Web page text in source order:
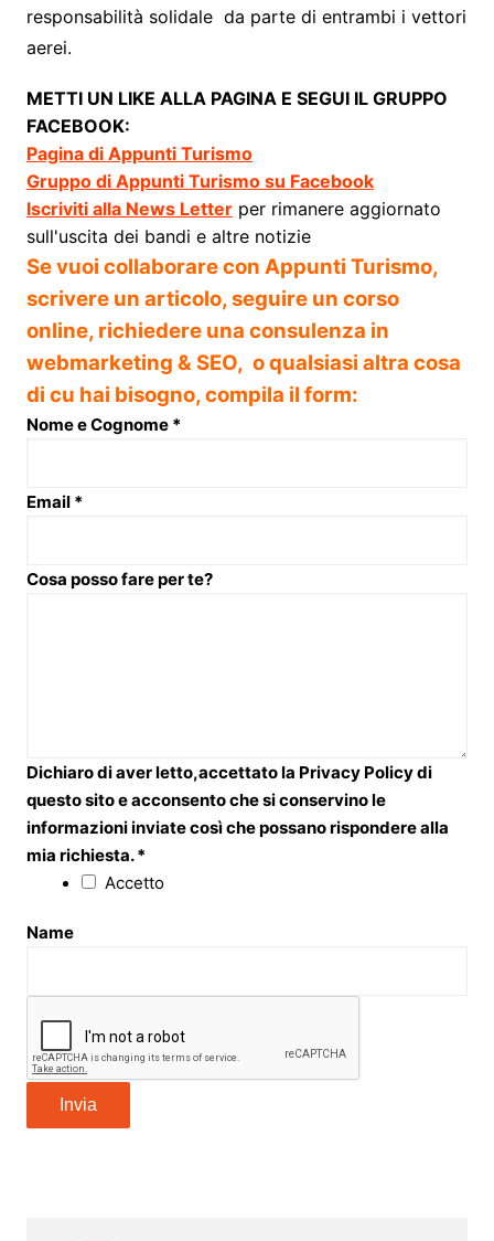
responsabilità solidale da parte di entrambi i vettori
aerei.
METTI UN LIKE ALLA PAGINA E SEGUI IL GRUPPO
FACEBOOK:
Pagina di Appunti Turismo
Gruppo di Appunti Turismo su Facebook
Iscriviti alla News Letterper rimanere aggiornato
sull'uscita dei bandi e altre notizie
Se vuoi collaborare con Appunti Turismo,
scrivere un articolo, seguire un corso
online, richiedere una consulenza in
webmarketing & SEO, o qualsiasi altra cosa
di cu hai bisogno, compila il form:
Nome e Cognome *
Email *
Cosa posso fare per te?
Dichiaro di aver letto,accettato la Privacy Policy di
questo sito e acconsento che si conservino le
informazioni inviate così che possano rispondere alla
mia richiesta.*
Accetto
Name
Invia